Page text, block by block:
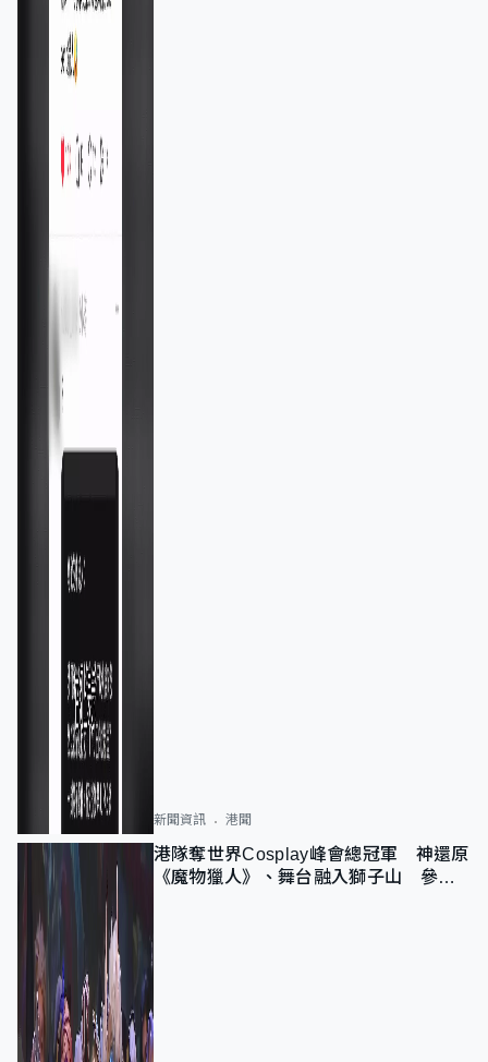
新聞資訊 港聞
港隊奪世界Cosplay峰會總冠軍 神還原
《魔物獵人》、舞台融入獅子山 參賽